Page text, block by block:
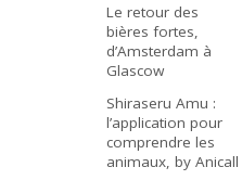
Le retour des
bières fortes,
d’Amsterdam à
Glascow
Shiraseru Amu :
l’application pour
comprendre les
animaux, by Anicall